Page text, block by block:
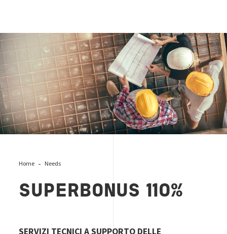
superbonus-cse
Home Needs
SUPERBONUS 110%
SERVIZI TECNICI A SUPPORTO DELLE